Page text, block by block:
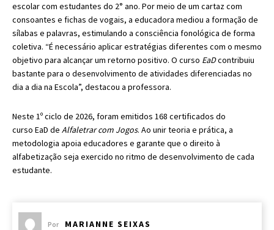
escolar com estudantes do 2° ano. Por meio de um cartaz com
consoantes e fichas de vogais, a educadora mediou a formação de
sílabas e palavras, estimulando a consciência fonológica de forma
coletiva. “É necessário aplicar estratégias diferentes com o mesmo
objetivo para alcançar um retorno positivo. O curso EaDcontribuiu
bastante para o desenvolvimento de atividades diferenciadas no
dia a dia na Escola”, destacou a professora.
Neste 1º ciclo de 2026, foram emitidos 168 certificados do
curso EaD de Alfaletrar com Jogos. Ao unir teoria e prática, a
metodologia apoia educadores e garante que o direito à
alfabetização seja exercido no ritmo de desenvolvimento de cada
estudante.
Por MARIANNE SEIXAS